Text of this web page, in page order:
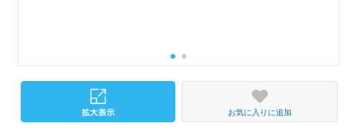
お気に入りに追加